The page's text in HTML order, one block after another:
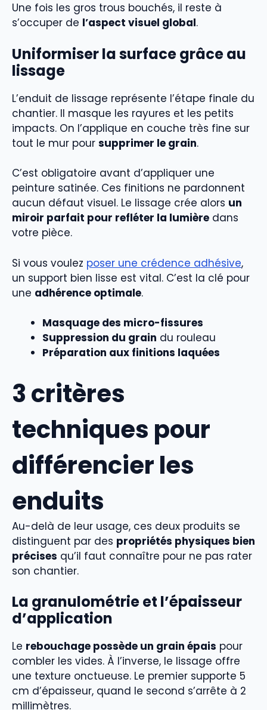
Une fois les gros trous bouchés, il reste à
s’occuper de l’aspect visuel global.
Uniformiser la surface grâce au
lissage
L’enduit de lissage représente l’étape finale du
chantier. Il masque les rayures et les petits
impacts. On l’applique en couche très fine sur
tout le mur pour supprimer le grain.
C’est obligatoire avant d’appliquer une
peinture satinée. Ces finitions ne pardonnent
aucun défaut visuel. Le lissage crée alors un
miroir parfait pour refléter la lumière dans
votre pièce.
Si vous voulez poser une crédence adhésive,
un support bien lisse est vital. C’est la clé pour
une adhérence optimale.
Masquage des micro-fissures
Suppression du grain du rouleau
Préparation aux finitions laquées
3 critères
techniques pour
différencier les
enduits
Au-delà de leur usage, ces deux produits se
distinguent par des propriétés physiques bien
précises qu’il faut connaître pour ne pas rater
son chantier.
La granulométrie et l’épaisseur
d’application
Le rebouchage possède un grain épais pour
combler les vides. À l’inverse, le lissage offre
une texture onctueuse. Le premier supporte 5
cm d’épaisseur, quand le second s’arrête à 2
millimètres.